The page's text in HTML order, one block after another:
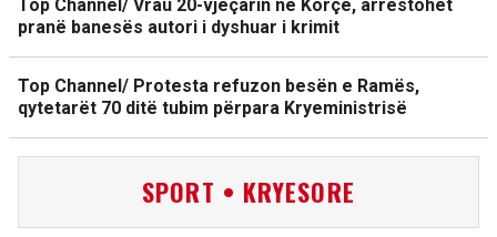
Top Channel/ Vrau 20-vjeçarin në Korçë, arrestohet
pranë banesës autori i dyshuar i krimit
Top Channel/ Protesta refuzon besën e Ramës,
qytetarët 70 ditë tubim përpara Kryeministrisë
SPORT • KRYESORE